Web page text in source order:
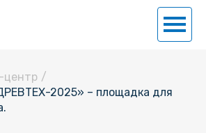
/
2025» – площадка для